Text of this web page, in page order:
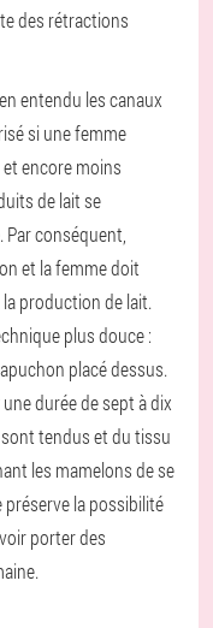
des rétractions
entendu les canaux
si une femme
encore moins
de lait se
conséquent,
et la femme doit
production de lait.
plus douce :
placé dessus.
durée de sept à dix
tendus et du tissu
les mamelons de se
la possibilité
porter des